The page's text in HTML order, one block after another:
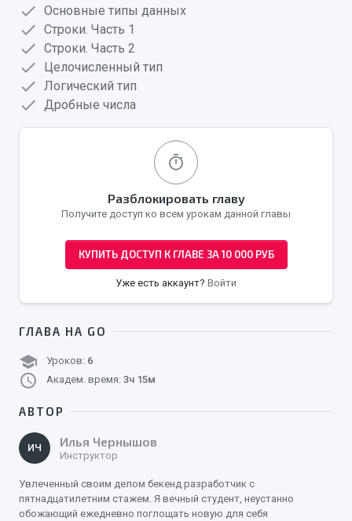
check Основные типы данных
check Строки. Часть 1
check Строки. Часть 2
check Целочисленный тип
check Логический тип
check Дробные числа
timer
Разблокировать главу
Получите доступ ко всем урокам данной главы
КУПИТЬ ДОСТУП К ГЛАВЕ ЗА 10 000 РУБ
Уже есть аккаунт? Войти
ГЛАВА НА GO
school Уроков: 6
schedule Академ. время: 3ч 15м
АВТОР
ИЧ Илья Чернышов
Инструктор
Увлеченный своим делом бекенд разработчик с
пятнадцатилетним стажем. Я вечный студент, неустанно
обожающий ежедневно поглощать новую для себя